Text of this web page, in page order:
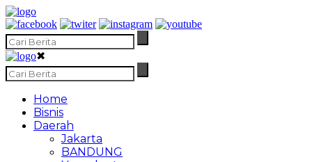
✖
Home
Bisnis
Daerah
Jakarta
BANDUNG